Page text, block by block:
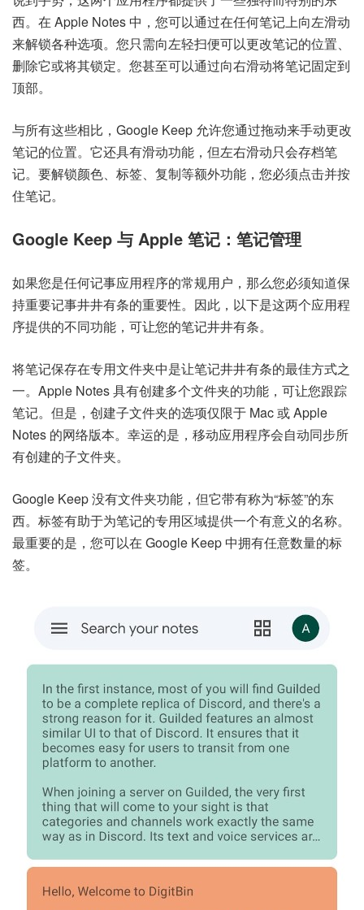
西。在 Apple Notes 中，您可以通过在任何笔记上向左滑动
来解锁各种选项。您只需向左轻扫便可以更改笔记的位置、
删除它或将其锁定。您甚至可以通过向右滑动将笔记固定到
顶部。
与所有这些相比，Google Keep 允许您通过拖动来手动更改
笔记的位置。它还具有滑动功能，但左右滑动只会存档笔
记。要解锁颜色、标签、复制等额外功能，您必须点击并按
住笔记。
Google Keep 与 Apple 笔记：笔记管理
如果您是任何记事应用程序的常规用户，那么您必须知道保
持重要记事井井有条的重要性。因此，以下是这两个应用程
序提供的不同功能，可让您的笔记井井有条。
将笔记保存在专用文件夹中是让笔记井井有条的最佳方式之
一。Apple Notes 具有创建多个文件夹的功能，可让您跟踪
笔记。但是，创建子文件夹的选项仅限于 Mac 或 Apple
Notes 的网络版本。幸运的是，移动应用程序会自动同步所
有创建的子文件夹。
Google Keep 没有文件夹功能，但它带有称为“标签”的东
西。标签有助于为笔记的专用区域提供一个有意义的名称。
最重要的是，您可以在 Google Keep 中拥有任意数量的标
签。